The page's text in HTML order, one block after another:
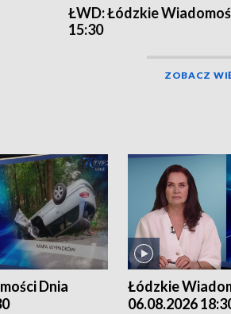
ŁWD: Łódzkie
15:30
ZOBACZ
Dnia
Łódzkie
06.08.2026